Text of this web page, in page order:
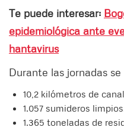
Te puede interesar:
epidemiológica ante
hantavirus
Durante las jornadas se
10,2 kilómetros de
1.057 sumideros
1.365 toneladas de